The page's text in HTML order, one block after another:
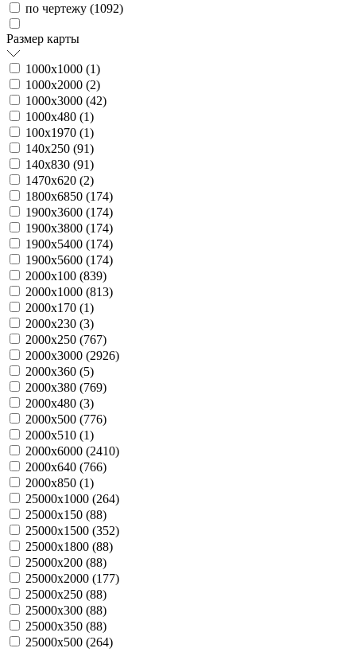
по чертежу (1092)
Размер карты
1000х1000 (1)
1000х2000 (2)
1000х3000 (42)
1000х480 (1)
100х1970 (1)
140х250 (91)
140х830 (91)
1470х620 (2)
1800х6850 (174)
1900х3600 (174)
1900х3800 (174)
1900х5400 (174)
1900х5600 (174)
2000х100 (839)
2000х1000 (813)
2000х170 (1)
2000х230 (3)
2000х250 (767)
2000х3000 (2926)
2000х360 (5)
2000х380 (769)
2000х480 (3)
2000х500 (776)
2000х510 (1)
2000х6000 (2410)
2000х640 (766)
2000х850 (1)
25000х1000 (264)
25000х150 (88)
25000х1500 (352)
25000х1800 (88)
25000х200 (88)
25000х2000 (177)
25000х250 (88)
25000х300 (88)
25000х350 (88)
25000х500 (264)